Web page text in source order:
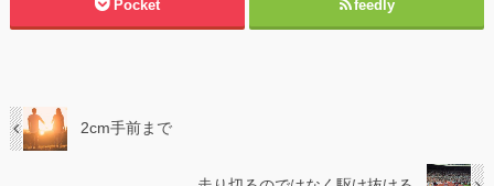
Pocket feedly
2cm手前まで